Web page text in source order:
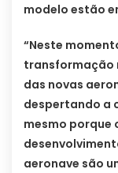
modelo estão
“Neste
transformação
das novas
despertando a
mesmo porque
aeronave são